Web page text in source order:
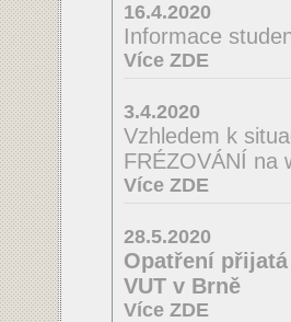
16.4.2020
Informace
Více ZDE
3.4.2020
Vzhledem k
FRÉZOVÁNÍ na
Více ZDE
28.5.2020
Opatření
VUT v Brně
Více ZDE